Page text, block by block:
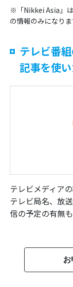
※「Nikkei Asia」
の情報のみになりま
テレビ番
記事を使
テレビメディア
テレビ局名、放
信の予定の有無
お